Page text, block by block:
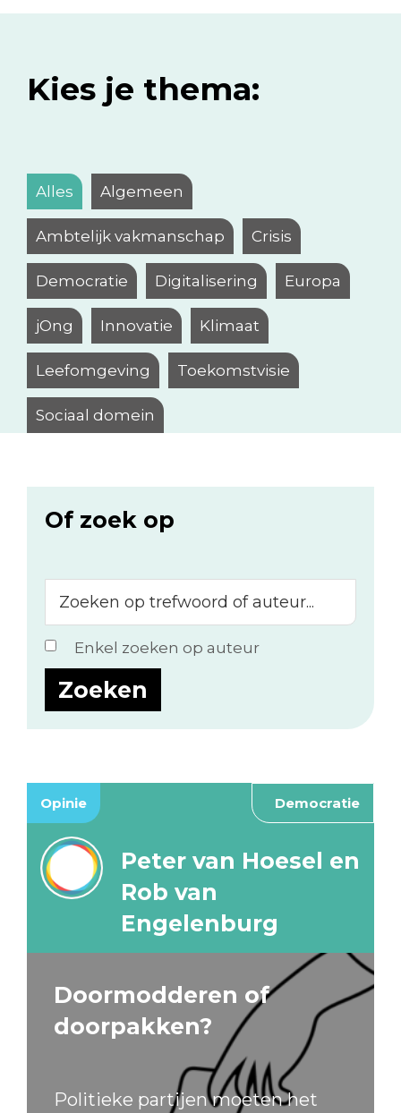
Kies je thema:
Alles Algemeen
Ambtelijk vakmanschap Crisis
Democratie Digitalisering Europa
jOng Innovatie Klimaat
Leefomgeving Toekomstvisie
Sociaal domein
Of zoek op
op
trefwoord
of
auteur...
Enkel zoeken op auteur
Opinie Democratie
Peter van Hoesel en
Rob van
Engelenburg
Doormodderen of
doorpakken?
Politieke partijen moeten het